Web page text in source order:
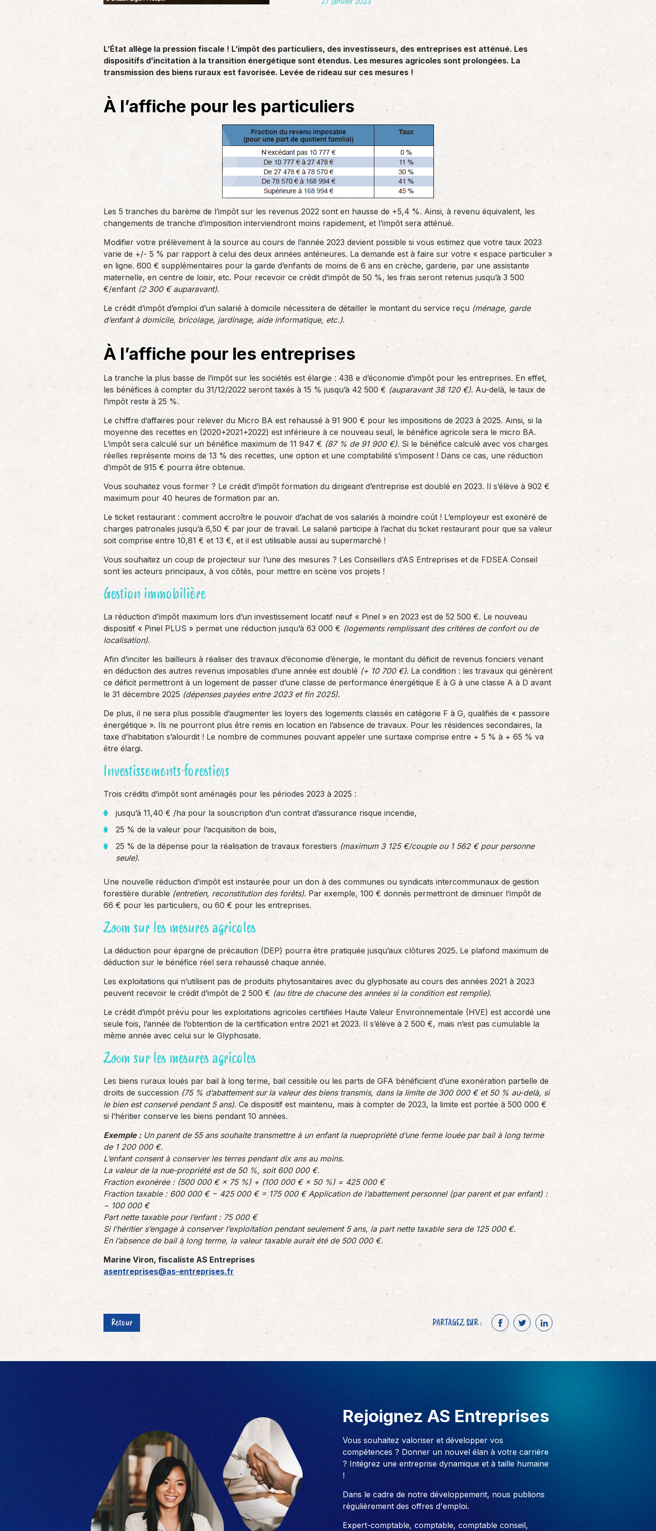
un nouvel associé…
de producteurs ou…
des réglementations qui…
Accompagnement des
En tant qu’employeur, vous êtes soumis
à des obligations et à une légalisation
Solutions informatiques
Notre volonté de renforcer l’autonomie
de nos adhérents dans la tenue de leur
L’État allège la pression fiscale ! L’impôt des particuliers, des investisseurs, des entreprises est atténué. Les
dispositifs d’incitation à la transition énergétique sont étendus. Les mesures agricoles sont prolongées. La
transmission des biens ruraux est favorisée. Levée de rideau sur ces mesures !
À l’affiche pour les particuliers
Les 5 tranches du barème de l’impôt sur les revenus 2022 sont en hausse de +5,4 %. Ainsi, à revenu équivalent, les
changements de tranche d’imposition interviendront moins rapidement, et l’impôt sera atténué.
Modifier votre prélèvement à la source au cours de l’année 2023 devient possible si vous estimez que votre taux 2023
varie de +/- 5 % par rapport à celui des deux années antérieures. La demande est à faire sur votre « espace particulier »
en ligne. 600 € supplémentaires pour la garde d’enfants de moins de 6 ans en crèche, garderie, par une assistante
maternelle, en centre de loisir, etc. Pour recevoir ce crédit d’impôt de 50 %, les frais seront retenus jusqu’à 3 500
€/enfant (2 300 € auparavant).
Le crédit d’impôt d’emploi d’un salarié à domicile nécessitera de détailler le montant du service reçu (ménage, garde
d’enfant à domicile, bricolage, jardinage, aide informatique, etc.).
À l’affiche pour les entreprises
La tranche la plus basse de l’impôt sur les sociétés est élargie : 438 e d’économie d’impôt pour les entreprises. En effet,
les bénéfices à compter du 31/12/2022 seront taxés à 15 % jusqu’à 42 500 € (auparavant 38 120 €). Au-delà, le taux de
l’impôt reste à 25 %.
Le chiffre d’affaires pour relever du Micro BA est rehaussé à 91 900 € pour les impositions de 2023 à 2025. Ainsi, si la
moyenne des recettes en (2020+2021+2022) est inférieure à ce nouveau seuil, le bénéfice agricole sera le micro BA.
L’impôt sera calculé sur un bénéfice maximum de 11 947 € (87 % de 91 900 €). Si le bénéfice calculé avec vos charges
réelles représente moins de 13 % des recettes, une option et une comptabilité s’imposent ! Dans ce cas, une réduction
d’impôt de 915 € pourra être obtenue.
Vous souhaitez vous former ? Le crédit d’impôt formation du dirigeant d’entreprise est doublé en 2023. Il s’élève à 902 €
maximum pour 40 heures de formation par an.
Le ticket restaurant : comment accroître le pouvoir d’achat de vos salariés à moindre coût ! L’employeur est exonéré de
charges patronales jusqu’à 6,50 € par jour de travail. Le salarié participe à l’achat du ticket restaurant pour que sa valeur
soit comprise entre 10,81 € et 13 €, et il est utilisable aussi au supermarché !
Vous souhaitez un coup de projecteur sur l’une des mesures ? Les Conseillers d’AS Entreprises et de FDSEA Conseil
sont les acteurs principaux, à vos côtés, pour mettre en scène vos projets !
Gestion immobilière
La réduction d’impôt maximum lors d’un investissement locatif neuf « Pinel » en 2023 est de 52 500 €. Le nouveau
dispositif « Pinel PLUS » permet une réduction jusqu’à 63 000 € (logements remplissant des critères de confort ou de
localisation).
Afin d’inciter les bailleurs à réaliser des travaux d’économie d’énergie, le montant du déficit de revenus fonciers venant
en déduction des autres revenus imposables d’une année est doublé (+ 10 700 €). La condition : les travaux qui génèrent
ce déficit permettront à un logement de passer d’une classe de performance énergétique E à G à une classe A à D avant
le 31 décembre 2025 (dépenses payées entre 2023 et fin 2025).
De plus, il ne sera plus possible d’augmenter les loyers des logements classés en catégorie F à G, qualifiés de « passoire
énergétique ». Ils ne pourront plus être remis en location en l’absence de travaux. Pour les résidences secondaires, la
taxe d’habitation s’alourdit ! Le nombre de communes pouvant appeler une surtaxe comprise entre + 5 % à + 65 % va
être élargi.
Investissements forestiers
Trois crédits d’impôt sont aménagés pour les périodes 2023 à 2025 :
jusqu’à 11,40 € /ha pour la souscription d’un contrat d’assurance risque incendie,
25 % de la valeur pour l’acquisition de bois,
25 % de la dépense pour la réalisation de travaux forestiers (maximum 3 125 €/couple ou 1 562 € pour personne
seule).
Une nouvelle réduction d’impôt est instaurée pour un don à des communes ou syndicats intercommunaux de gestion
forestière durable (entretien, reconstitution des forêts). Par exemple, 100 € donnés permettront de diminuer l’impôt de
66 € pour les particuliers, ou 60 € pour les entreprises.
Zoom sur les mesures agricoles
La déduction pour épargne de précaution (DEP) pourra être pratiquée jusqu’aux clôtures 2025. Le plafond maximum de
déduction sur le bénéfice réel sera rehaussé chaque année.
Les exploitations qui n’utilisent pas de produits phytosanitaires avec du glyphosate au cours des années 2021 à 2023
peuvent recevoir le crédit d’impôt de 2 500 € (au titre de chacune des années si la condition est remplie).
Le crédit d’impôt prévu pour les exploitations agricoles certifiées Haute Valeur Environnementale (HVE) est accordé une
seule fois, l’année de l’obtention de la certification entre 2021 et 2023. Il s’élève à 2 500 €, mais n’est pas cumulable la
même année avec celui sur le Glyphosate.
Zoom sur les mesures agricoles
Les biens ruraux loués par bail à long terme, bail cessible ou les parts de GFA bénéficient d’une exonération partielle de
droits de succession (75 % d’abattement sur la valeur des biens transmis, dans la limite de 300 000 € et 50 % au-delà, si
le bien est conservé pendant 5 ans). Ce dispositif est maintenu, mais à compter de 2023, la limite est portée à 500 000 €
si l’héritier conserve les biens pendant 10 années.
Exemple :Un parent de 55 ans souhaite transmettre à un enfant la nuepropriété d’une ferme louée par bail à long terme
de 1 200 000 €.
L’enfant consent à conserver les terres pendant dix ans au moins.
La valeur de la nue-propriété est de 50 %, soit 600 000 €.
Fraction exonérée : (500 000 € × 75 %) + (100 000 € × 50 %) = 425 000 €
Fraction taxable : 600 000 € − 425 000 € = 175 000 € Application de l’abattement personnel (par parent et par enfant) :
− 100 000 €
Part nette taxable pour l’enfant : 75 000 €
Si l’héritier s’engage à conserver l’exploitation pendant seulement 5 ans, la part nette taxable sera de 125 000 €.
En l’absence de bail à long terme, la valeur taxable aurait été de 500 000 €.
Marine Viron, fiscaliste AS Entreprises
asentreprises@as-entreprises.fr
Retour PARTAGEZ SUR :
F
e
k
T
t
L
k
n
Rejoignez AS Entreprises
Vous souhaitez valoriser et développer vos
compétences ? Donner un nouvel élan à votre carrière
? Intégrez une entreprise dynamique et à taille humaine
!
Dans le cadre de notre développement, nous publions
régulièrement des offres d'emploi.
Expert-comptable, comptable, comptable conseil,